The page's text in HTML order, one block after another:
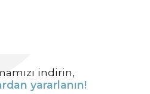
indirin,
yararlanın!